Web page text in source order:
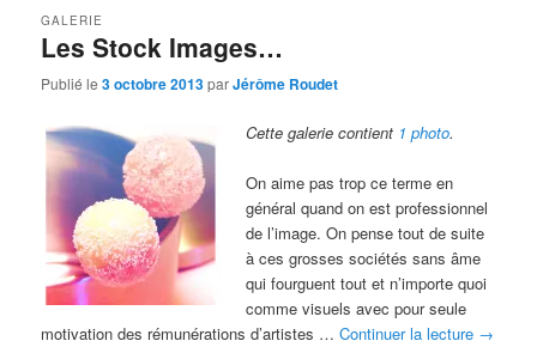
Les Stock Images…
GALERIE
Publié le3 octobre 2013parJérôme Roudet
Cette galerie contient 1 photo.
On aime pas trop ce terme en
général quand on est professionnel
de l’image. On pense tout de suite
à ces grosses sociétés sans âme
qui fourguent tout et n’importe quoi
comme visuels avec pour seule
motivation des rémunérations d’artistes …Continuer la lecture →